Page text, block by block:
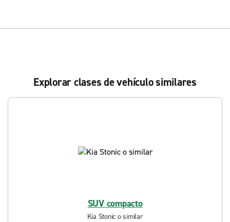
Explorar clases de vehículo similares
SUV compacto
Kia Stonic o similar